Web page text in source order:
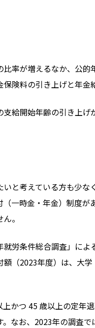
率が増えるなか、公
険料の引き上げと年金
給開始年齢の引き上
いと考えている方も少
一時金・年金）制度が
。
就労条件総合調査」に
額（2023年度）は、大
上かつ 45 歳以上の定年
なお、 2023年の調査で